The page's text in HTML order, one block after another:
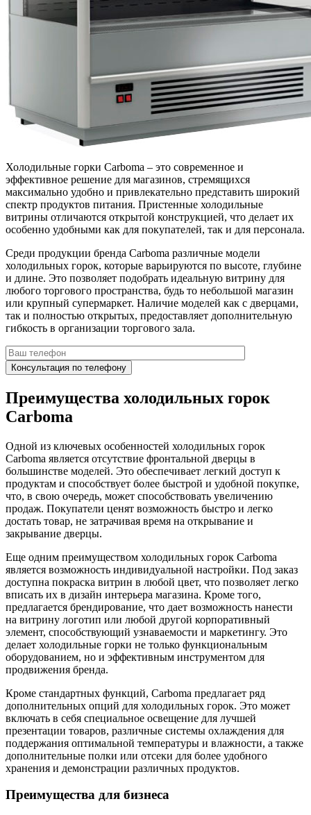
Холодильные горки Carboma – это современное и
эффективное решение для магазинов, стремящихся
максимально удобно и привлекательно представить широкий
спектр продуктов питания. Пристенные холодильные
витрины отличаются открытой конструкцией, что делает их
особенно удобными как для покупателей, так и для персонала.
Среди продукции бренда Carboma различные модели
холодильных горок, которые варьируются по высоте, глубине
и длине. Это позволяет подобрать идеальную витрину для
любого торгового пространства, будь то небольшой магазин
или крупный супермаркет. Наличие моделей как с дверцами,
так и полностью открытых, предоставляет дополнительную
гибкость в организации торгового зала.
Преимущества холодильных горок
Carboma
Одной из ключевых особенностей холодильных горок
Carboma является отсутствие фронтальной дверцы в
большинстве моделей. Это обеспечивает легкий доступ к
продуктам и способствует более быстрой и удобной покупке,
что, в свою очередь, может способствовать увеличению
продаж. Покупатели ценят возможность быстро и легко
достать товар, не затрачивая время на открывание и
закрывание дверцы.
Еще одним преимуществом холодильных горок Carboma
является возможность индивидуальной настройки. Под заказ
доступна покраска витрин в любой цвет, что позволяет легко
вписать их в дизайн интерьера магазина. Кроме того,
предлагается брендирование, что дает возможность нанести
на витрину логотип или любой другой корпоративный
элемент, способствующий узнаваемости и маркетингу. Это
делает холодильные горки не только функциональным
оборудованием, но и эффективным инструментом для
продвижения бренда.
Кроме стандартных функций, Carboma предлагает ряд
дополнительных опций для холодильных горок. Это может
включать в себя специальное освещение для лучшей
презентации товаров, различные системы охлаждения для
поддержания оптимальной температуры и влажности, а также
дополнительные полки или отсеки для более удобного
хранения и демонстрации различных продуктов.
Преимущества для бизнеса